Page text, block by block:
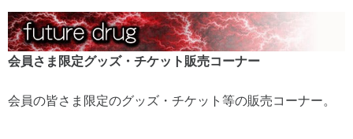
会員さま限定グッズ・チケット販売コーナー
会員の皆さま限定のグッズ・チケット等の販売コーナー。